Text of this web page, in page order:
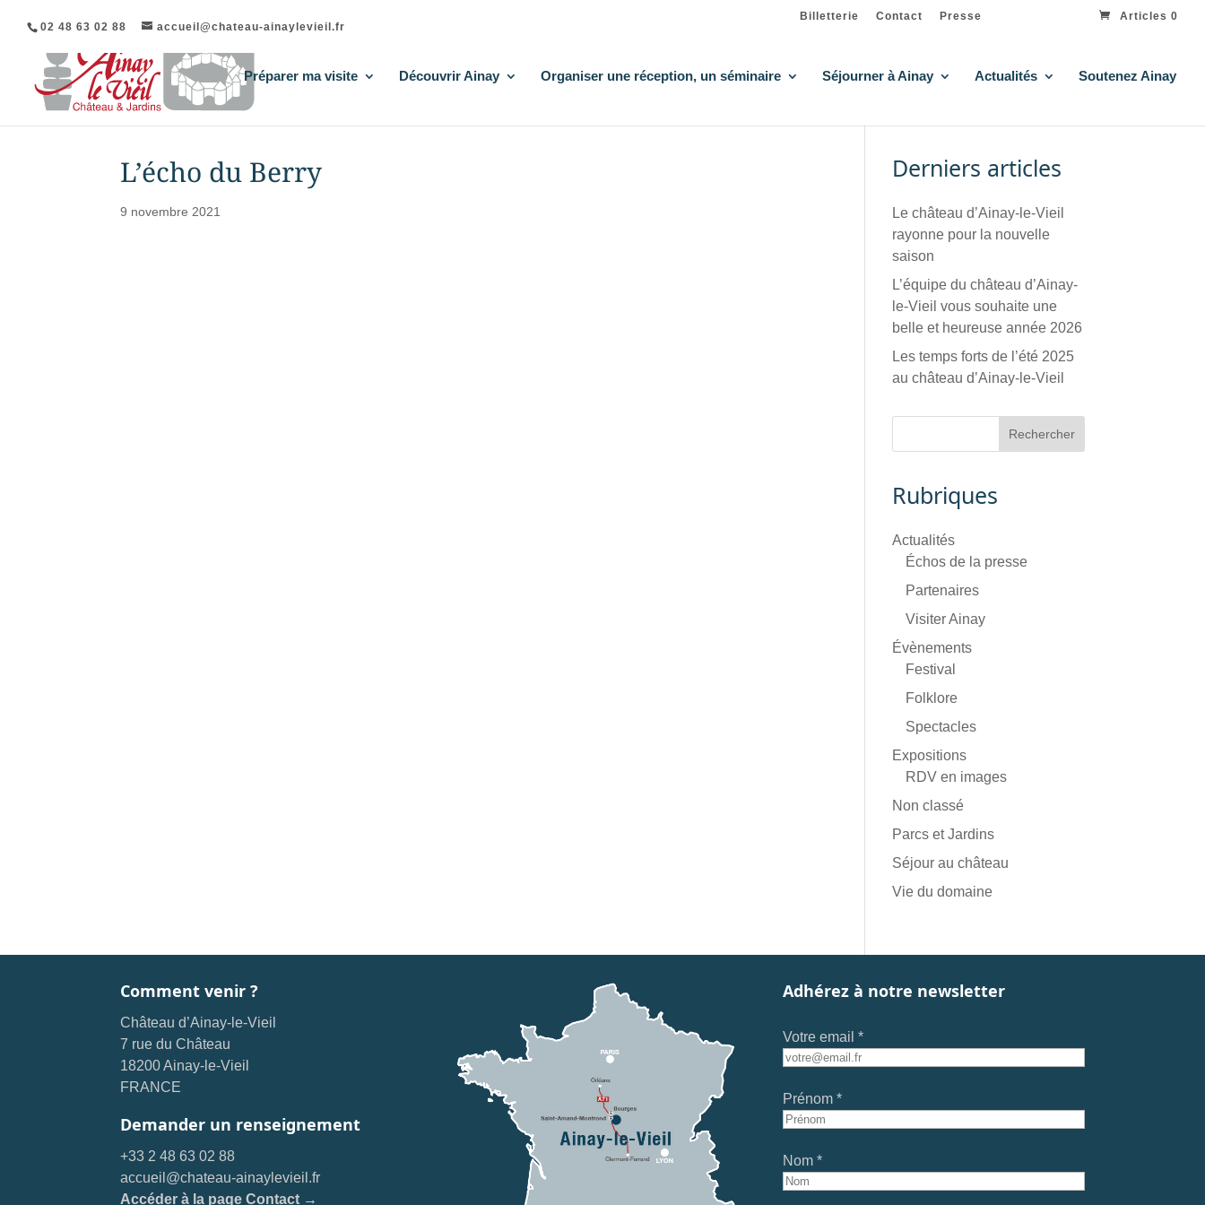
02 48 63 02 88 accueil@chateau-ainaylevieil.fr
Billetterie Contact Presse Articles 0
Préparer ma visite Découvrir Ainay Organiser une réception, un séminaire Séjourner à Ainay Actualités Soutenez Ainay
L’écho du Berry
9 novembre 2021
Derniers articles
Le château d’Ainay-le-Vieil
rayonne pour la nouvelle
saison
L’équipe du château d’Ainay-
le-Vieil vous souhaite une
belle et heureuse année 2026
Les temps forts de l’été 2025
au château d’Ainay-le-Vieil
Rubriques
Actualités
Échos de la presse
Partenaires
Visiter Ainay
Évènements
Festival
Folklore
Spectacles
Expositions
RDV en images
Non classé
Parcs et Jardins
Séjour au château
Vie du domaine
Comment venir ?
Château d’Ainay-le-Vieil
7 rue du Château
18200 Ainay-le-Vieil
FRANCE
Demander un renseignement
+33 2 48 63 02 88
accueil@chateau-ainaylevieil.fr
Accéder à la page Contact →
Adhérez à notre newsletter
Votre email *
Prénom *
Nom *